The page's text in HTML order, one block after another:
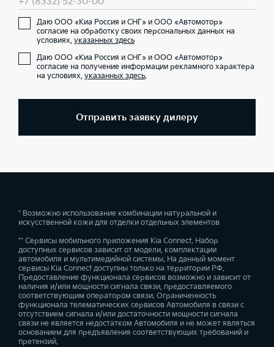
Даю ООО «Киа Россия и СНГ» и ООО «Автомотор»
согласие на обработку своих персональных данных на
условиях, указанных здесь
Даю ООО «Киа Россия и СНГ» и ООО «Автомотор»
согласие на получение информации рекламного характера
на условиях, указанных здесь.
Отправить заявку дилеру
* Возможно использование комбинации натуральной и
искусственной кожи для отделки отдельных элементов
** Сервисы мобильного приложения Kia Connect. Набор
доступных сервисов зависит от модели, комплектации
автомобиля и мультимедийной системы. На данный момент
сервисы Kia Connect доступны только на территории РФ.
Предоставление функционала сервисов возможно и зависит от
наличия и/или мощности сигнала связи, предоставляемого
соответствующим оператором связи. Ограниченность
функционала телематических сервисов Автомобиля в связи с
отсутствием сигнала и/или достаточности мощности сигнала
связи не является недостатком Автомобиля и не может являться
основанием для предъявления соответствующих требований и
претензий.